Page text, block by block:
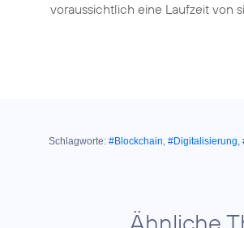
voraussichtlich eine Laufzeit von
Schlagworte: #Blockchain, #Digitalisierung,